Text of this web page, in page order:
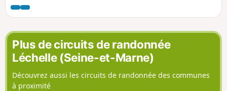
jusqu'à l'église en laissant sur votre gauche le lavoir
réhabilité. Vous revenez sur vos pas jusque la Rue du Mazot
pour monter à droite sur les hauteurs et vous aurez une
vue sur la centrale électrique, sur le village et l'abbaye.
Plus de circuits de randonnée
Léchelle (Seine-et-Marne)
Découvrez aussi les circuits de randonnée des communes
à proximité